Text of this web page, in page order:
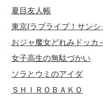
夏目友人帳
東京(ラブライブ！サンシ
おジャ魔女どれみドッカ
女子高生の無駄づかい
ソラとウミのアイダ
ＳＨＩＲＯＢＡＫＯ